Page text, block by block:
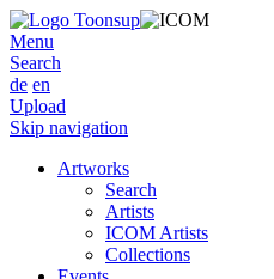
Menu
Search
de en
Upload
Skip navigation
Artworks
Search
Artists
ICOM Artists
Collections